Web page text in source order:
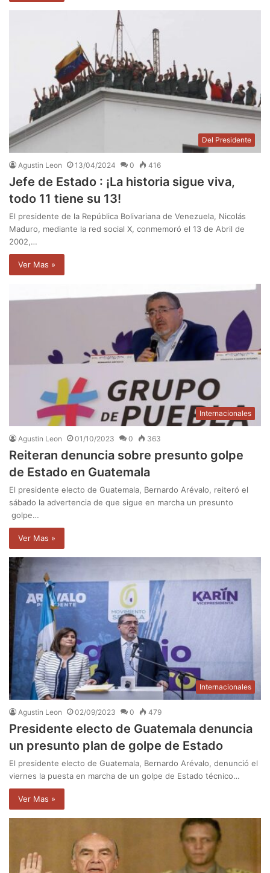
Del Presidente
Agustin Leon 13/04/2024 0 416
Jefe de Estado : ¡La historia sigue viva,
todo 11 tiene su 13!
El presidente de la República Bolivariana de Venezuela, Nicolás
Maduro, mediante la red social X, conmemoró el 13 de Abril de
2002,…
Ver Mas »
Internacionales
Agustin Leon 01/10/2023 0 363
Reiteran denuncia sobre presunto golpe
de Estado en Guatemala
El presidente electo de Guatemala, Bernardo Arévalo, reiteró el
sábado la advertencia de que sigue en marcha un presunto
golpe…
Ver Mas »
Internacionales
Agustin Leon 02/09/2023 0 479
Presidente electo de Guatemala denuncia
un presunto plan de golpe de Estado
El presidente electo de Guatemala, Bernardo Arévalo, denunció el
viernes la puesta en marcha de un golpe de Estado técnico…
Ver Mas »